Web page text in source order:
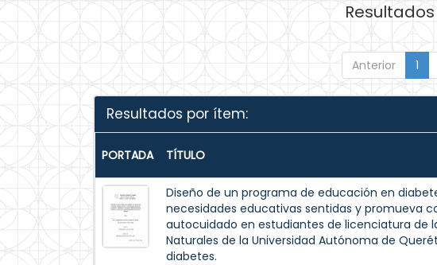
Resultados
Anterior 1
Resultados por ítem:
PORTADA TÍTULO
Diseño de un programa de educación en
necesidades educativas sentidas y promueva
autocuidado en estudiantes de licenciatura de
Naturales de la Universidad Autónoma de
diabetes.